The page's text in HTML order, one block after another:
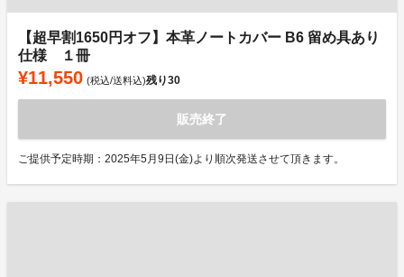
【超早割1650円オフ】本革ノートカバー B6 留め具あり
仕様 １冊
¥11,550 (税込/送料込)残り30
販売終了
ご提供予定時期：2025年5月9日(金)より順次発送させて頂きます。